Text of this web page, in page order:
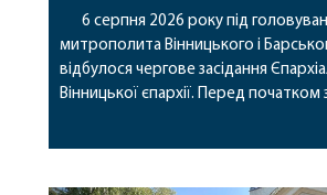
6 серпня 2026 року під
митрополита Вінницького і
відбулося чергове засідання
Вінницької єпархії. Перед початком
секретар Єпархіальної Ради від
побажавши йому міцного здоров’я,